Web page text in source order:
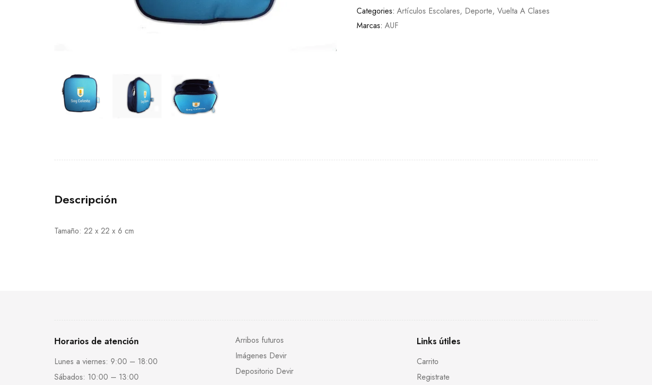
Categories: Artículos Escolares, Deporte,Vuelta A Clases
Marcas: AUF
Descripción
Tamaño: 22 x 22 x 6 cm
Horarios de atención
Lunes a viernes: 9:00 – 18:00
Sábados: 10:00 – 13:00
Arribos futuros
Imágenes Devir
Depositorio Devir
Links útiles
Carrito
Registrate